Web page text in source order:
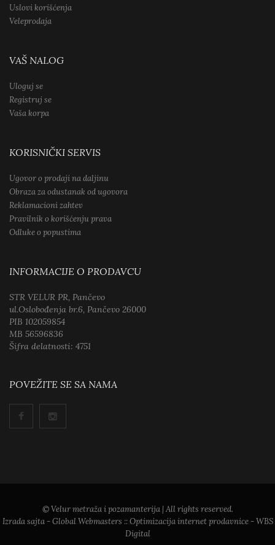
Uslovi korišćenja
Veleprodaja
VAŠ NALOG
Uloguj se
Registruj se
Vaša korpa
KORISNIČKI SERVIS
Ugovor o prodaji na daljinu
Obraza za odustanak od ugovora
Reklamacioni zahtev
Pravilnik o korišćenju prava
Odluke o popustima
INFORMACIJE O PRODAVCU
STR VELUR PR, Pančevo
ul.Oslobođenja br.6, Pančevo 26000
PIB 102059854
MB 56596836
Šifra delatnosti: 4751
POVEŽITE SE SA NAMA
© Velur metraža i pozamanterija | All rights reserved.
Izrada sajta- Global Webmasters ::Optimizacija internet prodavnice- WBS
Digital